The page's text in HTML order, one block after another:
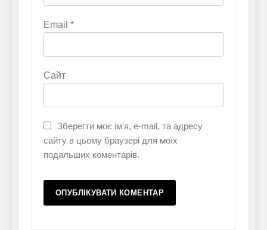
Email *
Сайт
Зберегти моє ім'я, e-mail, та адресу
сайту в цьому браузері для моїх
подальших коментарів.